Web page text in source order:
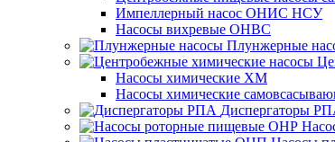
Импеллерный насос ОНИС НСУ
Насосы вихревые ОНВС
Плунжерные
Насосы химические ХМ
Насосы химические
Диспергаторы